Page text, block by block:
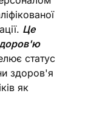
Це
статус
здоров'я
як